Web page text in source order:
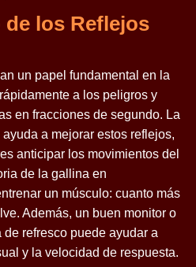
los Reflejos
un papel fundamental en la
a los peligros y
en fracciones de segundo. La
a mejorar estos reflejos,
anticipar los movimientos del
de la gallina en
un músculo: cuanto más
Además, un buen monitor o
refresco puede ayudar a
y la velocidad de respuesta.